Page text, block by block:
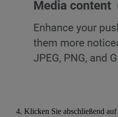
Klicken Sie abschließend auf